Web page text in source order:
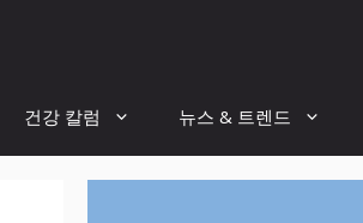
건강 칼럼 뉴스 & 트렌드